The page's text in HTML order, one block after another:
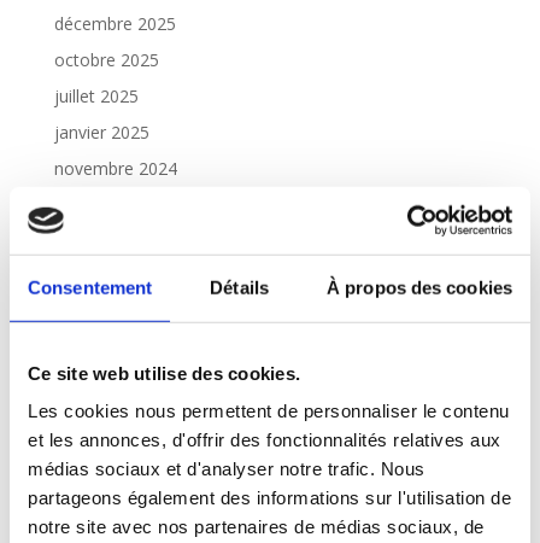
Consentement Détails À propos des cookies
Ce site web utilise des cookies.
Les cookies nous permettent de personnaliser le contenu
et les annonces, d'offrir des fonctionnalités relatives aux
médias sociaux et d'analyser notre trafic. Nous
partageons également des informations sur l'utilisation de
notre site avec nos partenaires de médias sociaux, de
décembre 2025
octobre 2025
juillet 2025
janvier 2025
novembre 2024
septembre 2024
août 2024
juin 2024
octobre 2023
juillet 2023
mai 2023
janvier 2023
décembre 2022